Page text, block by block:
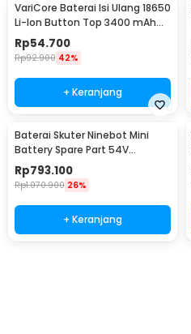
VariCore Baterai Isi Ulang 18650
Li-Ion Button Top 3400 mAh
3.7V 1 PCS 3400mAh
Rp54.700
Rp92.900 42%
+ Keranjang
Baterai Skuter Ninebot Mini
Battery Spare Part 54V
4900mAh
Rp793.100
Rp1.070.900 26%
+ Keranjang